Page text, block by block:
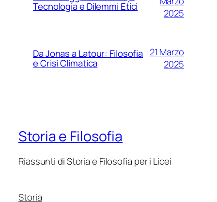
Tecnologia e Dilemmi Etici
2025
Da Jonas a Latour: Filosofia
e Crisi Climatica
21 Marzo
2025
Storia e Filosofia
Riassunti di Storia e Filosofia per i Licei
Storia